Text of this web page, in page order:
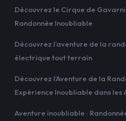
Découvrez le Cirque de
Randonnée Inoubliable
Découvrez l’aventure de la
électrique tout terrain
Découvrez l’Aventure de la
Expérience Inoubliable dans les
Aventure inoubliable :